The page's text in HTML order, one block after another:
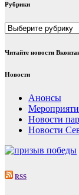
Рубрики
Рубрики
Читайте новости
Новости
Анонсы
Новости
Новости
RSS